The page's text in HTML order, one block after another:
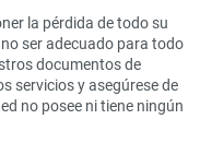
la pérdida de todo su
ser adecuado para todo
documentos de
servicios y asegúrese de
no posee ni tiene ningún